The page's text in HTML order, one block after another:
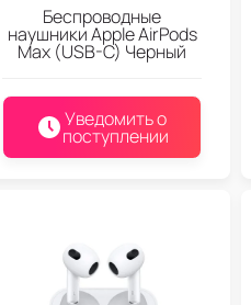
Беспроводные
наушники Apple AirPods
Max (USB-C) Черный
Уведомить о
поступлении